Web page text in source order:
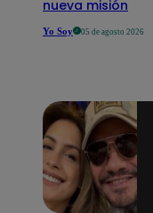
nueva misión
Yo Soy 05 de agosto 2026